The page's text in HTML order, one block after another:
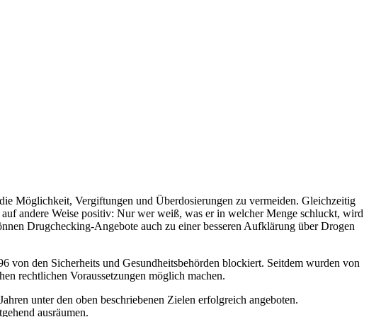
Möglichkeit, Vergiftungen und Überdosierungen zu vermeiden. Gleichzeitig
andere Weise positiv: Nur wer weiß, was er in welcher Menge schluckt, wird
Drugchecking-Angebote auch zu einer besseren Aufklärung über Drogen
den Sicherheits und Gesundheitsbehörden blockiert. Seitdem wurden von
rechtlichen Voraussetzungen möglich machen.
unter den oben beschriebenen Zielen erfolgreich angeboten.
ausräumen.